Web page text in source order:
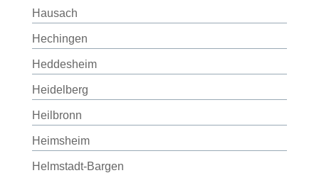
Hausach
Hechingen
Heddesheim
Heidelberg
Heilbronn
Heimsheim
Helmstadt-Bargen